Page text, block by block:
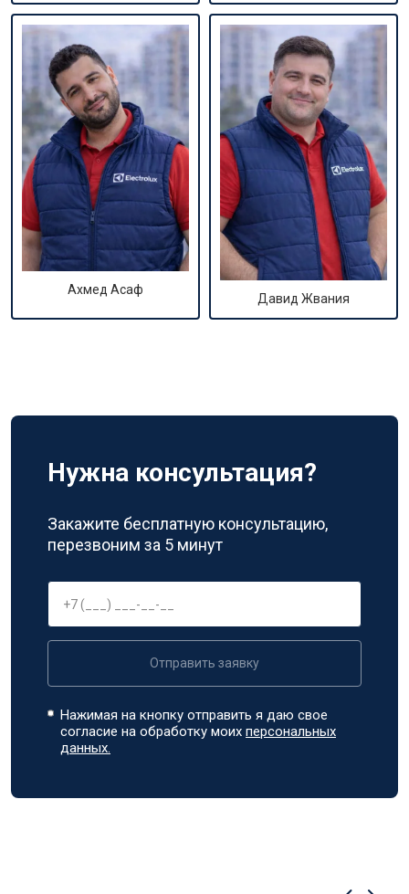
Ахмед Асаф
Давид Жвания
Нужна консультация?
Закажите бесплатную консультацию,
перезвоним за 5 минут
Отправить заявку
Нажимая на кнопку отправить я даю свое
согласие на обработку моихперсональных
данных.